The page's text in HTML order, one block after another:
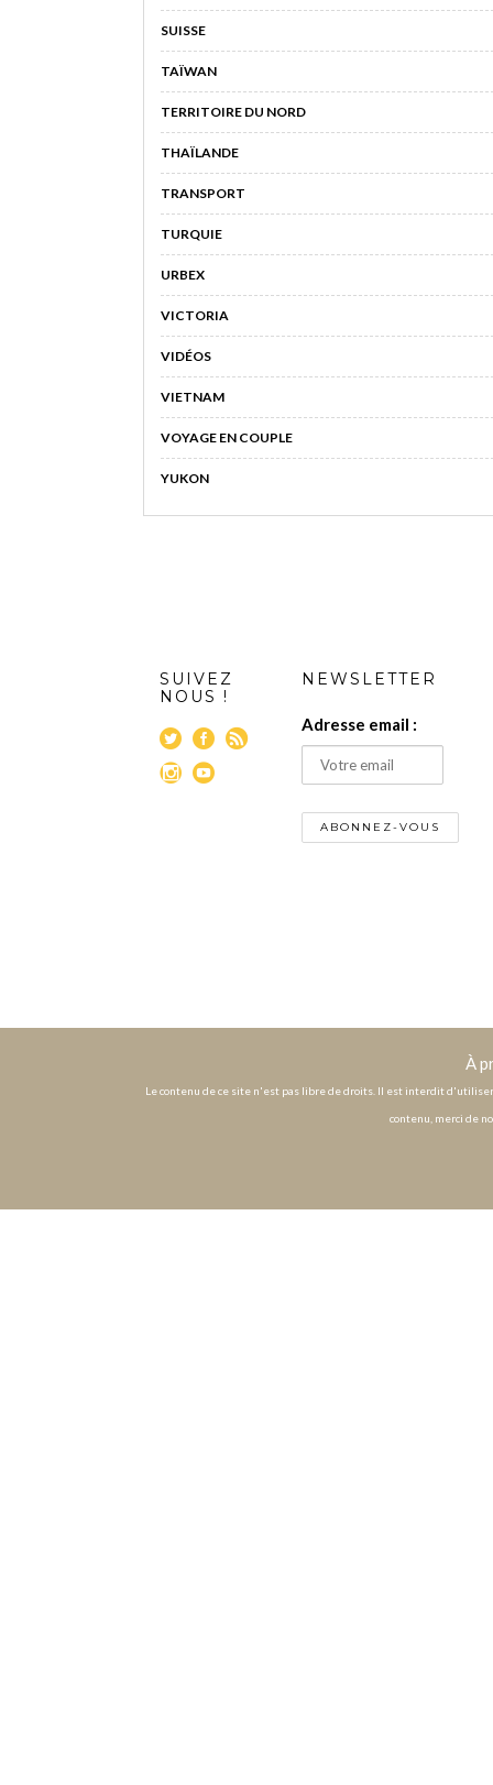
SUISSE
TAÏWAN
TERRITOIRE DU NORD
THAÏLANDE
TRANSPORT
TURQUIE
URBEX
VICTORIA
VIDÉOS
VIETNAM
VOYAGE EN COUPLE
YUKON
SUIVEZ
NOUS !
NEWSLETTER
Adresse email :
À
Le contenu de ce site n'est pas libre de droits. Il est interdit
contenu, merci de